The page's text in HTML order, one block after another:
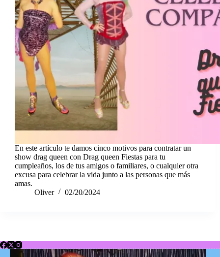
En este artículo te damos cinco motivos para contratar un
show drag queen con Drag queen Fiestas para tu
cumpleaños, los de tus amigos o familiares, o cualquier otra
excusa para celebrar la vida junto a las personas que más
amas.
Oliver
02/20/2024